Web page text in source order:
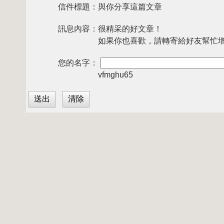
信件標題： 與你分享這篇文章
訊息內容： 很精采的好文章！
如果你也喜歡，請轉寄給好友幫忙
您的名字：
vfmghu65